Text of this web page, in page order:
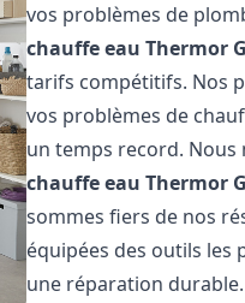
vos problèmes de
chauffe eau Thermor
tarifs compétitifs. Nos
vos problèmes de
un temps record. Nous
chauffe eau Thermor
sommes fiers de nos
équipées des outils les
une réparation